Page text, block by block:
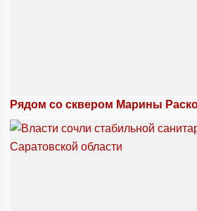
Рядом со сквером Марины